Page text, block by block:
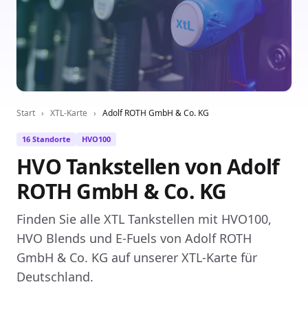
Start › XTL-Karte › Adolf ROTH GmbH & Co. KG
16 Standorte HVO100
HVO Tankstellen von Adolf
ROTH GmbH & Co. KG
Finden Sie alle XTL Tankstellen mit HVO100,
HVO Blends und E-Fuels von Adolf ROTH
GmbH & Co. KG auf unserer XTL-Karte für
Deutschland.